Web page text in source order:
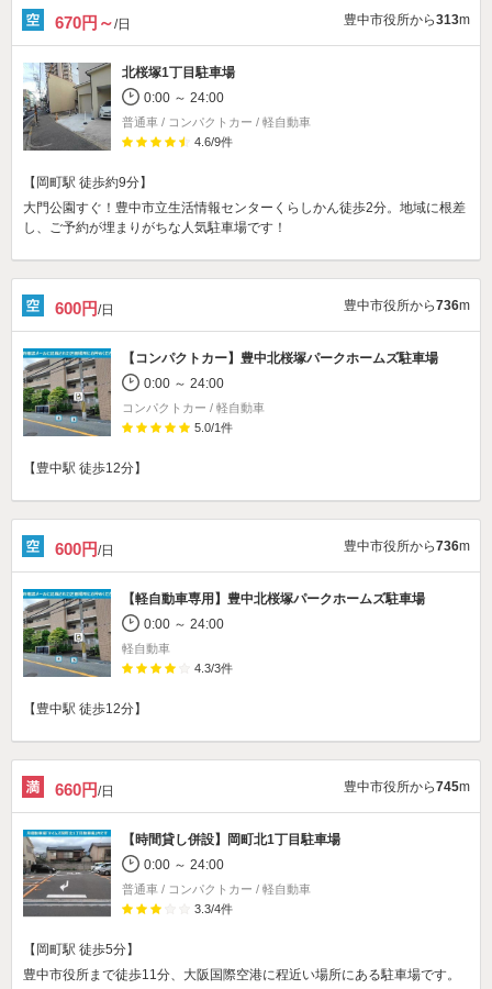
670円～/日 豊中市役所から313m
北桜塚1丁目駐車場
0:00 ～ 24:00
普通車 / コンパクトカー / 軽自動車
4.6/9件
【岡町駅 徒歩約9分】
大門公園すぐ！豊中市立生活情報センターくらしかん徒歩2分。地域に根差
し、ご予約が埋まりがちな人気駐車場です！
600円/日 豊中市役所から736m
【コンパクトカー】 豊中北桜塚パークホームズ駐車場
0:00 ～ 24:00
コンパクトカー / 軽自動車
5.0/1件
【豊中駅 徒歩12分】
600円/日 豊中市役所から736m
【軽自動車専用】 豊中北桜塚パークホームズ駐車場
0:00 ～ 24:00
軽自動車
4.3/3件
【豊中駅 徒歩12分】
660円/日 豊中市役所から745m
【時間貸し併設】
岡町北1丁目駐車場
0:00 ～ 24:00
普通車 / コンパクトカー / 軽自動車
3.3/4件
【岡町駅 徒歩5分】
豊中市役所まで徒歩11分、大阪国際空港に程近い場所にある駐車場です。